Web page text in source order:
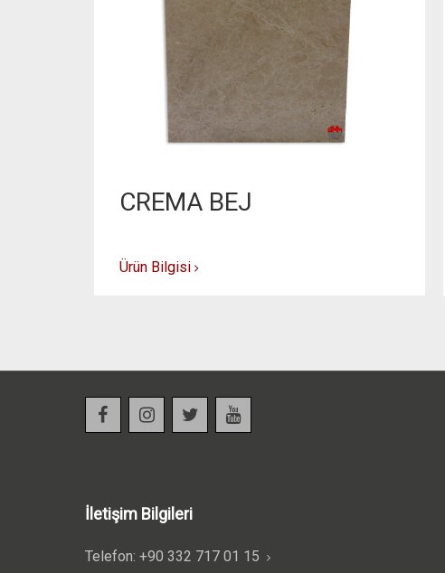
CREMA BEJ
Ürün Bilgisi
İletişim Bilgileri
Telefon: +90 332 717 01 15